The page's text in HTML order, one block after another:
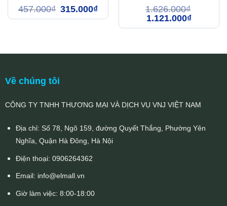
1W
457.000₫ Giá
gốc
là:
315.000₫Giá
tại
1.626.000₫
Giá
gốc
là:
1.121.000₫Giá
tại
Về chúng tôi
CÔNG TY TNHH THƯƠNG MẠI VÀ DỊCH VỤ VNJ VIỆT NAM
Địa chỉ: Số 78, Ngõ 159, đường Quyết Thắng, Phường Yên
Nghĩa, Quận Hà Đông, Hà Nội
Điện thoại: 0906264362
Email: info@elmall.vn
Giờ làm việc: 8:00-18:00